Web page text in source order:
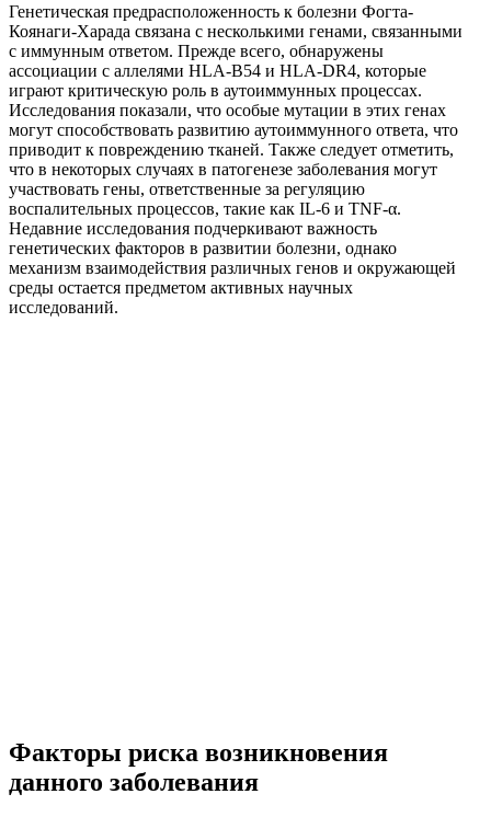
Генетическая предрасположенность к болезни Фогта-
Коянаги-Харада связана с несколькими генами, связанными
с иммунным ответом. Прежде всего, обнаружены
ассоциации с аллелями HLA-B54 и HLA-DR4, которые
играют критическую роль в аутоиммунных процессах.
Исследования показали, что особые мутации в этих генах
могут способствовать развитию аутоиммунного ответа, что
приводит к повреждению тканей. Также следует отметить,
что в некоторых случаях в патогенезе заболевания могут
участвовать гены, ответственные за регуляцию
воспалительных процессов, такие как IL-6 и TNF-α.
Недавние исследования подчеркивают важность
генетических факторов в развитии болезни, однако
механизм взаимодействия различных генов и окружающей
среды остается предметом активных научных
исследований.
Факторы риска возникновения
данного заболевания